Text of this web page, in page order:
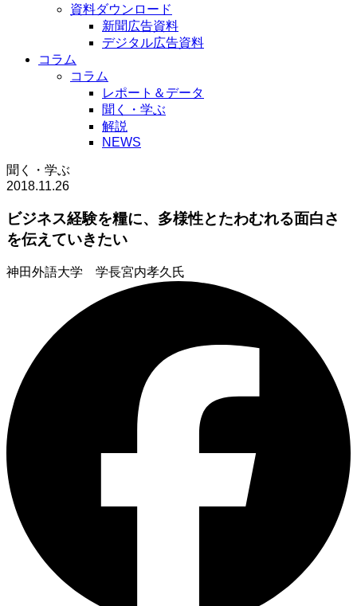
資料ダウンロード
新聞広告資料
デジタル広告資料
コラム
コラム
レポート＆データ
聞く・学ぶ
解説
NEWS
聞く・学ぶ
2018.11.26
ビジネス経験を糧に、多様性とたわむれる面白さ
を伝えていきたい
神田外語大学 学長宮内孝久氏